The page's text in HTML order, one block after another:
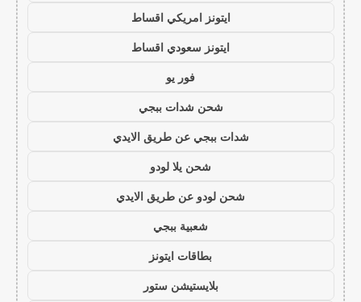
ايتونز امريكي اقساط
ايتونز سعودي اقساط
فور يو
شحن شدات ببجي
شدات ببجي عن طريق الايدي
شحن يلا لودو
شحن لودو عن طريق الايدي
شعبية ببجي
بطاقات ايتونز
بلايستيشن ستور